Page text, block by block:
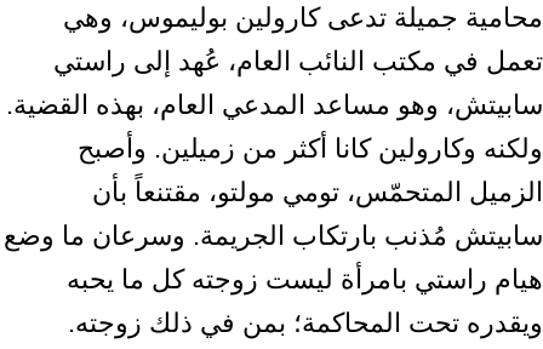
محامية جميلة تدعى كارولين بوليموس، وهي
تعمل في مكتب النائب العام، عُهد إلى راستي
سابيتش، وهو مساعد المدعي العام، بهذه القضية.
ولكنه وكارولين كانا أكثر من زميلين. وأصبح
الزميل المتحمّس، تومي مولتو، مقتنعاً بأن
سابيتش مُذنب بارتكاب الجريمة. وسرعان ما وضع
هيام راستي بامرأة ليست زوجته كل ما يحبه
ويقدره تحت المحاكمة؛ بمن في ذلك زوجته.